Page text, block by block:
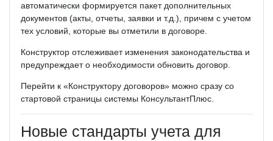
автоматически формируется пакет дополнительных
документов (акты, отчеты, заявки и т.д.), причем с учетом
тех условий, которые вы отметили в договоре.
Конструктор отслеживает изменения законодательства и
предупреждает о необходимости обновить договор.
Перейти к «Конструктору договоров» можно сразу со
стартовой страницы системы КонсультантПлюс.
Новые стандарты учета для